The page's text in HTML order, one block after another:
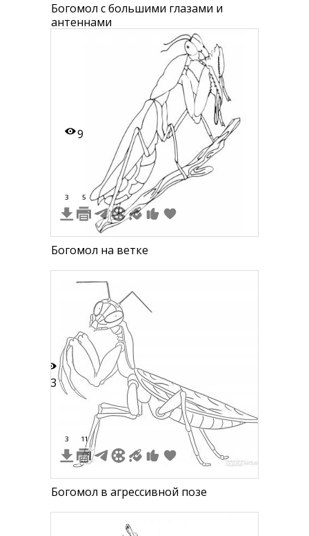
Богомол с большими глазами и
антеннами
9
3 5
Богомол на ветке
13
3 11
Богомол в агрессивной позе